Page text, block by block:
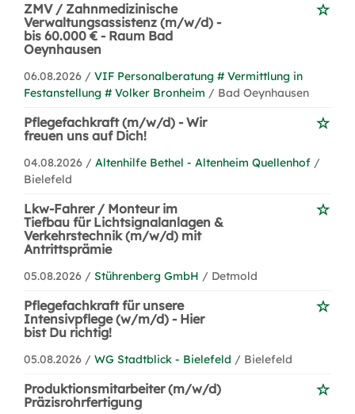
ZMV / Zahnmedizinische
Verwaltungsassistenz (m/w/d) -
bis 60.000 € - Raum Bad
Oeynhausen
06.08.2026 / VIF Personalberatung # Vermittlung in
Festanstellung # Volker Bronheim / Bad Oeynhausen
Pflegefachkraft (m/w/d) - Wir
freuen uns auf Dich!
04.08.2026 / Altenhilfe Bethel - Altenheim Quellenhof /
Bielefeld
Lkw-Fahrer / Monteur im
Tiefbau für Lichtsignalanlagen &
Verkehrstechnik (m/w/d) mit
Antrittsprämie
05.08.2026 / Stührenberg GmbH / Detmold
Pflegefachkraft für unsere
Intensivpflege (w/m/d) - Hier
bist Du richtig!
05.08.2026 / WG Stadtblick - Bielefeld / Bielefeld
Produktionsmitarbeiter (m/w/d)
Präzisrohrfertigung